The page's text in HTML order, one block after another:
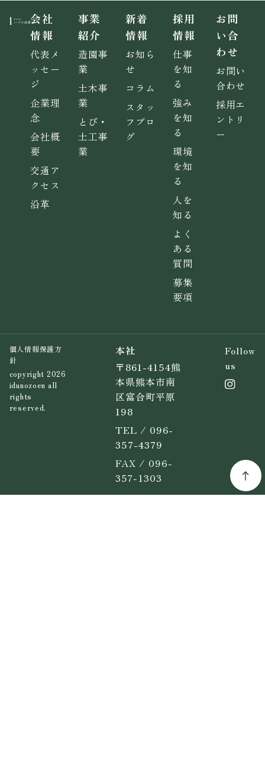
会社
情報
代表メ
ッセー
ジ
企業理
念
会社概
要
交通ア
クセス
沿革
事業
紹介
造園事
業
土木事
業
とび・
土工事
業
新着
情報
お知ら
せ
コラム
スタッ
フブロ
グ
採用
情報
仕事
を知
る
強み
を知
る
環境
を知
る
人を
知る
よく
ある
質問
募集
要項
お問
い合
わせ
お問い
合わせ
採用エ
ントリ
ー
個人情報保護方
針
copyright 2026
idunozoen all
rights
reserved.
本社
〒861-4154熊
本県熊本市南
区富合町平原
198
TEL / 096-
357-4379
FAX / 096-
357-1303
Follow
us